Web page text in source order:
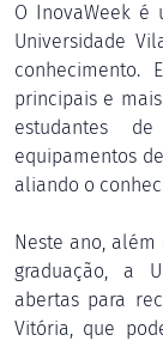
O InovaWeek
Universidade
principais e
estudantes
equipamentos
aliando o
Neste ano,
graduação, a
abertas para
Vitória, que